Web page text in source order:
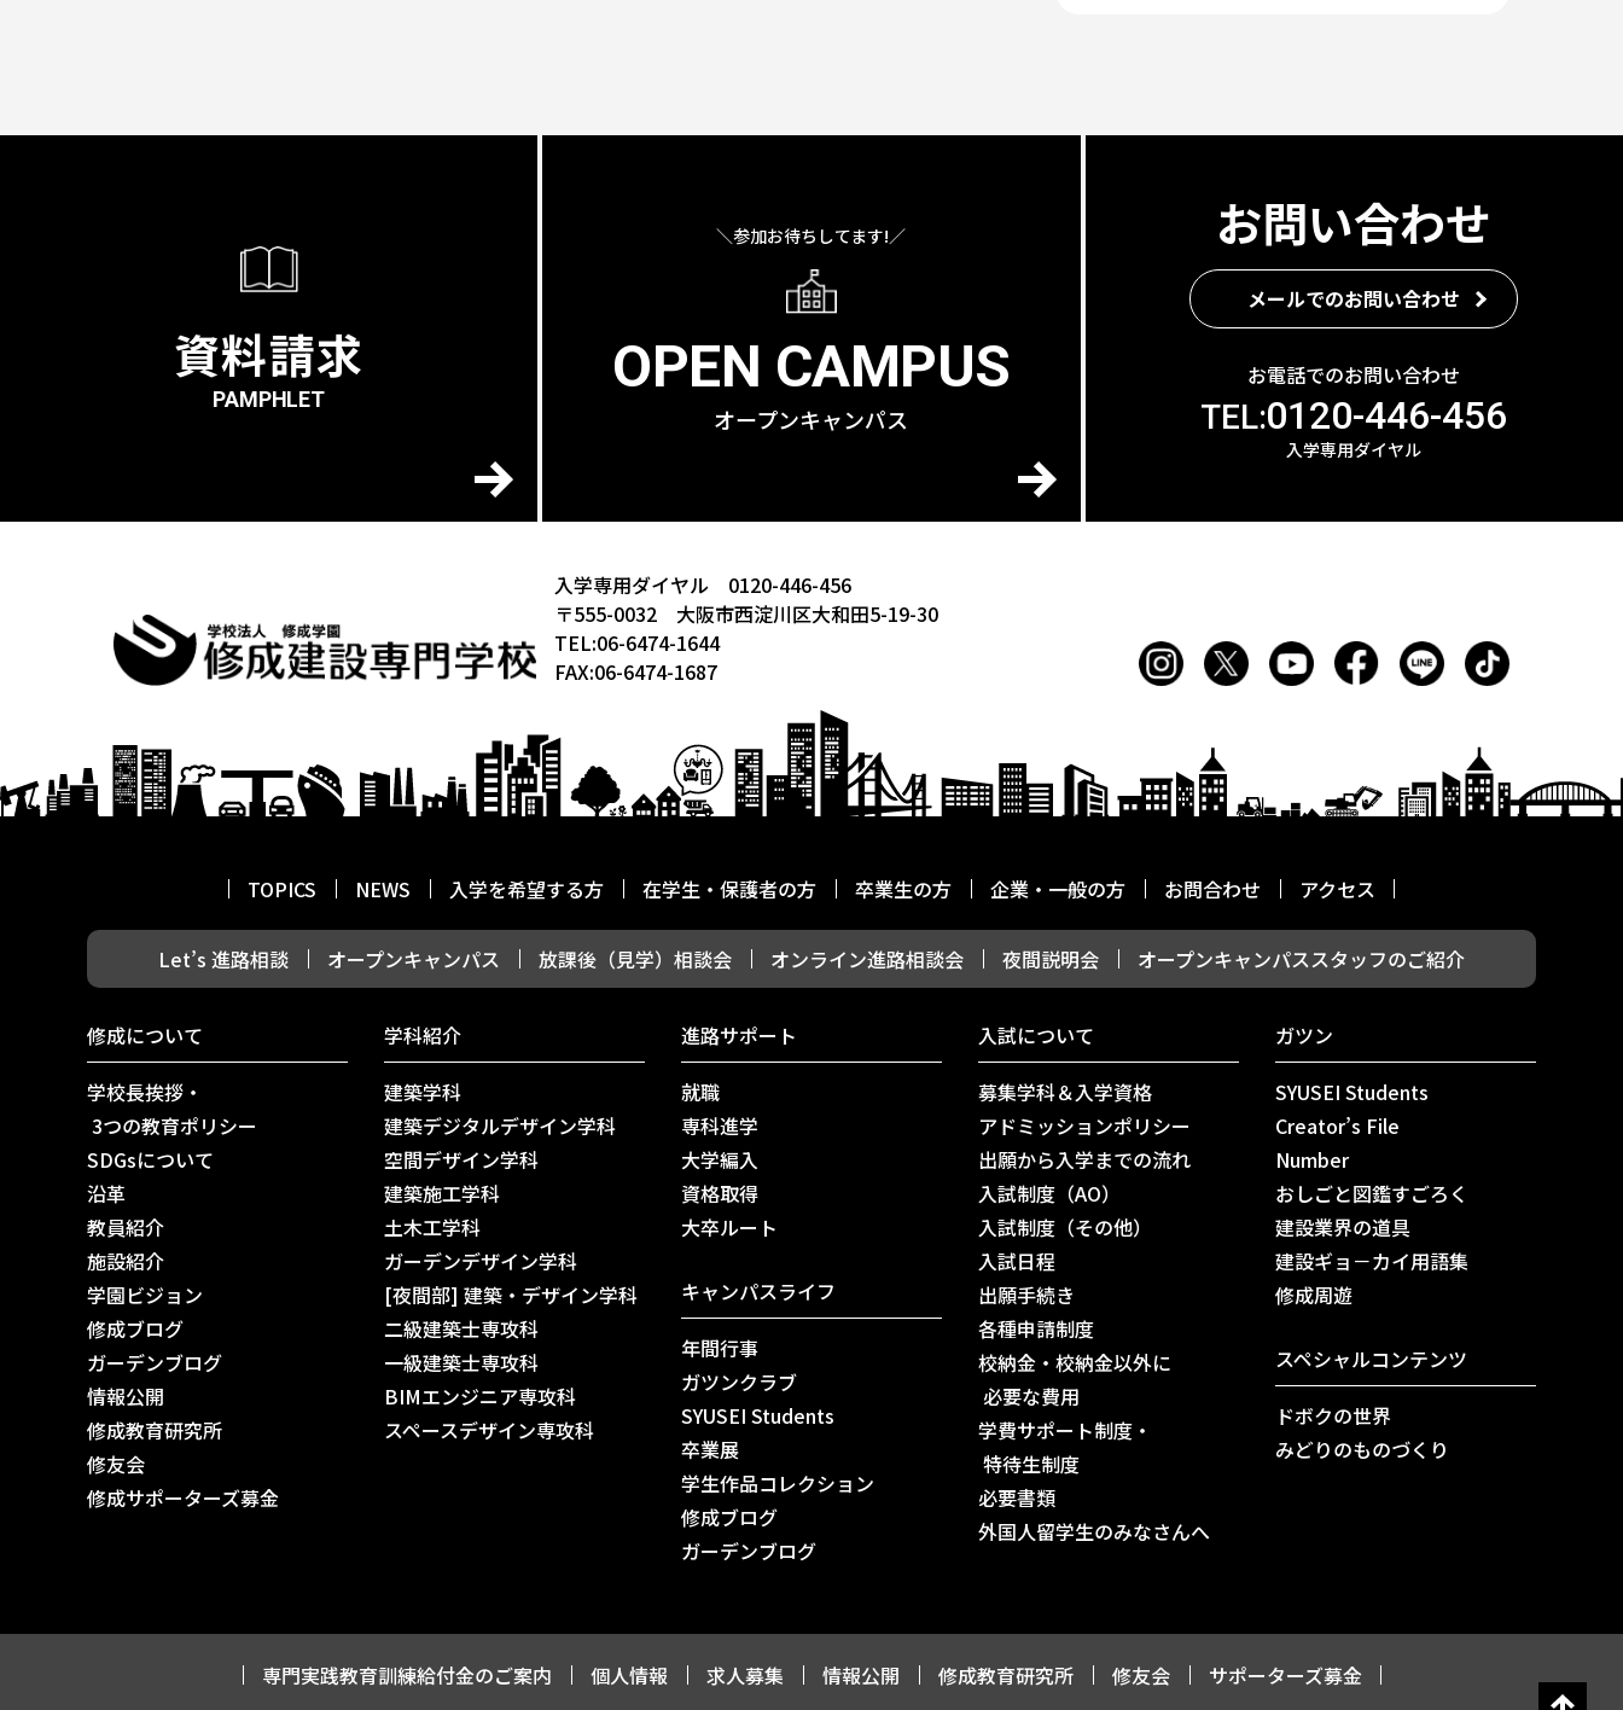
資料請求
PAMPHLET
＼参加お待ちしてます!／
OPEN CAMPUS
オープンキャンパス
お問い合わせ
メールでのお問い合わせ
お電話でのお問い合わせ
TEL:0120-446-456
入学専用ダイヤル
入学専用ダイヤル 0120-446-456
〒555-0032 大阪市西淀川区大和田5-19-30
TEL:06-6474-1644
FAX:06-6474-1687
TOPICS NEWS 入学を希望する方 在学生・保護者の方 卒業生の方 企業・一般の方 お問合わせ アクセス
Let’s 進路相談 オープンキャンパス 放課後（見学）相談会 オンライン進路相談会 夜間説明会 オープンキャンパススタッフのご紹介
修成について
学校長挨拶・
3つの教育ポリシー
SDGsについて
沿革
教員紹介
施設紹介
学園ビジョン
修成ブログ
ガーデンブログ
情報公開
修成教育研究所
修友会
修成サポーターズ募金
学科紹介
建築学科
建築デジタルデザイン学科
空間デザイン学科
建築施工学科
土木工学科
ガーデンデザイン学科
[夜間部] 建築・デザイン学科
二級建築士専攻科
一級建築士専攻科
BIMエンジニア専攻科
スペースデザイン専攻科
進路サポート
就職
専科進学
大学編入
資格取得
⼤卒ルート
キャンパスライフ
年間行事
ガツンクラブ
SYUSEI Students
卒業展
学生作品コレクション
修成ブログ
ガーデンブログ
入試について
募集学科＆入学資格
アドミッションポリシー
出願から入学までの流れ
入試制度（AO）
入試制度（その他）
入試日程
出願手続き
各種申請制度
校納金・校納金以外に
必要な費用
学費サポート制度・
特待生制度
必要書類
外国人留学生のみなさんへ
ガツン
SYUSEI Students
Creator’s File
Number
おしごと図鑑すごろく
建設業界の道具
建設ギョ－カイ用語集
修成周遊
スペシャルコンテンツ
ドボクの世界
みどりのものづくり
専門実践教育訓練給付金のご案内 個人情報 求人募集 情報公開 修成教育研究所 修友会 サポーターズ募金